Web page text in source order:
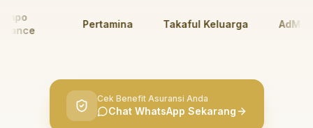
Pertamina Takaful Keluarga
Cek Benefit Asuransi Anda
Chat WhatsApp Sekarang